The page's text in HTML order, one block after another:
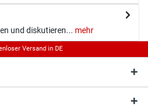
und diskutieren... mehr
Versand in DE